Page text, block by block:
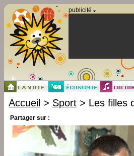
publicité
Accueil > Sport > Les filles
Partager sur :
Panneau de gestion des cookies